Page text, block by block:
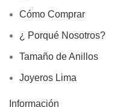
Cómo Comprar
¿ Porqué Nosotros?
Tamaño de Anillos
Joyeros Lima
Información